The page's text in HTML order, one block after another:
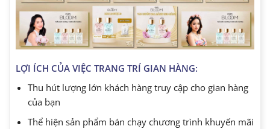
LỢI ÍCH CỦA VIỆC TRANG TRÍ GIAN HÀNG:
Thu hút lượng lớn khách hàng truy cập cho gian hàng
của bạn
Thể hiện sản phẩm bán chạy chương trình khuyến mãi